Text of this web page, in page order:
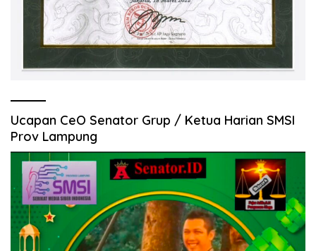
Ucapan CeO Senator Grup / Ketua Harian SMSI
Prov Lampung